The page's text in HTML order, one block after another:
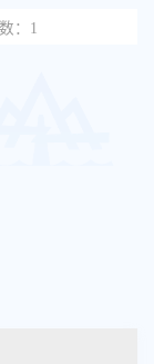
： 1